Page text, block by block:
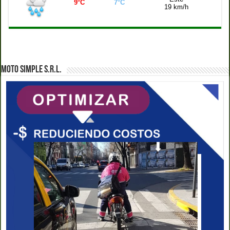
9°C 7°C
19 km/h
MOTO SIMPLE S.R.L.